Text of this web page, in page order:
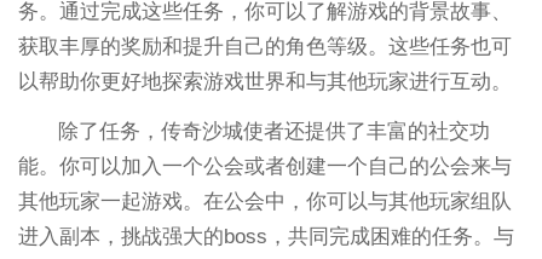
务。通过完成这些任务，你可以了解游戏的背景故事、
获取丰厚的奖励和提升自己的角色等级。这些任务也可
以帮助你更好地探索游戏世界和与其他玩家进行互动。
除了任务，传奇沙城使者还提供了丰富的社交功
能。你可以加入一个公会或者创建一个自己的公会来与
其他玩家一起游戏。在公会中，你可以与其他玩家组队
进入副本，挑战强大的boss，共同完成困难的任务。与